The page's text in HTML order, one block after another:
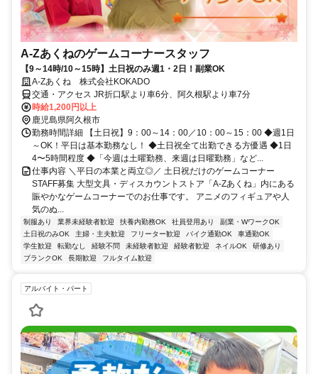
A-Zあくねのゲームコーナースタッフ
【9～14時/10～15時】土日祝のみ週1・2日！副業OK
A-Zあくね 株式会社KOKADO
交通・アクセス JR折口駅より車6分、阿久根駅より車7分
時給1,200円以上
鹿児島県阿久根市
勤務時間詳細 【土日祝】9：00～14：00／10：00～15：00 ◆週1日
～OK！平日は基本勤務なし！ ◆土日祝全て出勤できる方優遇 ◆1日
4〜5時間程度 ◆「今週は土曜勤務、来週は日曜勤務」など...
仕事内容 ＼平日の本業と両立◎／ 土日祝だけのゲームコーナー
STAFF募集 大型文具・ディスカウントストア「A-Zあくね」内にある
賑やかなゲームコーナーでのお仕事です。 アニメのフィギュアや人
気のぬ...
制服あり 業界未経験者歓迎 扶養内勤務OK 社員登用あり
副業・WワークOK
土日祝のみOK
主婦・主夫歓迎 フリーター歓迎 バイク通勤OK
車通勤OK
学生歓迎
転勤なし 経験不問 未経験者歓迎 経験者歓迎 ネイルOK
研修あり
ブランクOK
長期歓迎 フルタイム歓迎
アルバイト・パート